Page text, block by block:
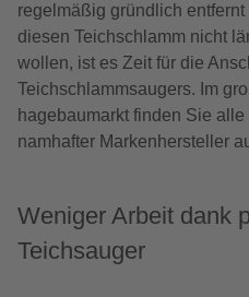
regelmäßig gründlich
diesen Teichschlamm nicht
wollen, ist es Zeit für die
Teichschlammsaugers. Im
hagebaumarkt finden Sie
namhafter Markenhersteller
Weniger Arbeit dank
Teichsauger